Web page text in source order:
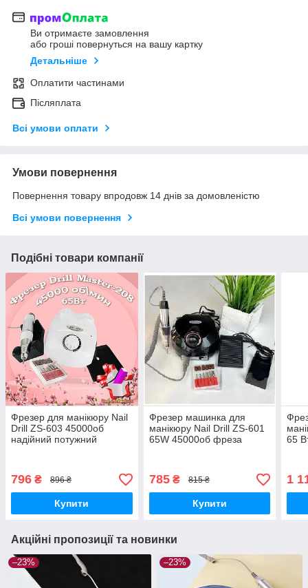
Ви отримаєте замовлення
або гроші повернуться на вашу картку
Детальніше
Оплатити частинами
Післяплата
Всі умови оплати
Умови повернення
Повернення товару впродовж 14 днів за домовленістю
Всі умови повернення
Подібні товари компанії
Фрезер для манікюру Nail
Drill ZS-603 45000об
надійний потужний
796 ₴ 896 ₴
Купити
Фрезер машинка для
манікюру Nail Drill ZS-601
65W 45000об фреза
785₴ 815 ₴
Купити
65
1
Акційні пропозиції та новинки
–23% –23%